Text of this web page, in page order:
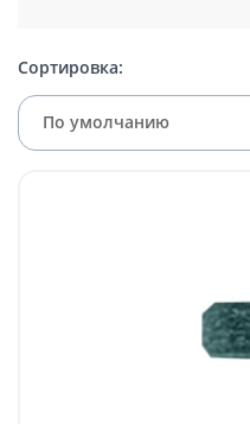
Сортировка:
По умолчанию